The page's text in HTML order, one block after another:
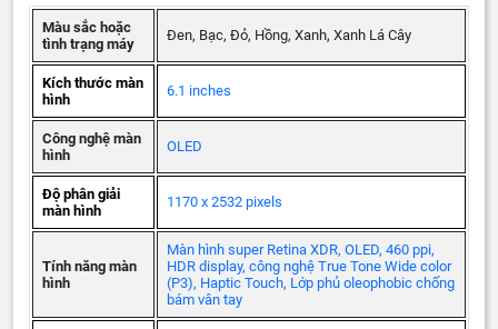
Màu sắc hoặc
tình trạng máy
Đen, Bạc, Đỏ, Hồng, Xanh, Xanh Lá Cây
Kích thước màn
hình
6.1 inches
Công nghệ màn
hình
OLED
Độ phân giải
màn hình
1170 x 2532 pixels
Tính năng màn
hình
Màn hình super Retina XDR, OLED, 460 ppi,
HDR display, công nghệ True Tone Wide color
(P3), Haptic Touch, Lớp phủ oleophobic chống
bám vân tay